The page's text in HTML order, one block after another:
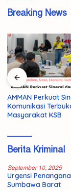
Breaking News
Pemuda 19 Tahun
Ditemukan Tewas,
Selidiki Dugaan
Berita Kriminal
September 10, 2025
Urgensi
Sumbawa Barat